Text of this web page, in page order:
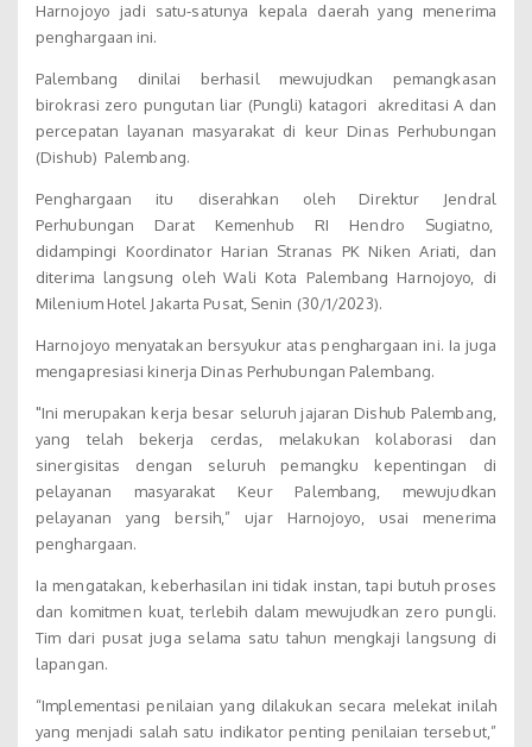
Harnojoyo jadi satu-satunya kepala daerah yang menerima
penghargaan ini.
Palembang dinilai berhasil mewujudkan pemangkasan
birokrasi zero pungutan liar (Pungli) katagori akreditasi A dan
percepatan layanan masyarakat di keur Dinas Perhubungan
(Dishub) Palembang.
Penghargaan itu diserahkan oleh Direktur Jendral
Perhubungan Darat Kemenhub RI Hendro Sugiatno,
didampingi Koordinator Harian Stranas PK Niken Ariati, dan
diterima langsung oleh Wali Kota Palembang Harnojoyo, di
Milenium Hotel Jakarta Pusat, Senin (30/1/2023).
Harnojoyo menyatakan bersyukur atas penghargaan ini. Ia juga
mengapresiasi kinerja Dinas Perhubungan Palembang.
"Ini merupakan kerja besar seluruh jajaran Dishub Palembang,
yang telah bekerja cerdas, melakukan kolaborasi dan
sinergisitas dengan seluruh pemangku kepentingan di
pelayanan masyarakat Keur Palembang, mewujudkan
pelayanan yang bersih,” ujar Harnojoyo, usai menerima
penghargaan.
Ia mengatakan, keberhasilan ini tidak instan, tapi butuh proses
dan komitmen kuat, terlebih dalam mewujudkan zero pungli.
Tim dari pusat juga selama satu tahun mengkaji langsung di
lapangan.
“Implementasi penilaian yang dilakukan secara melekat inilah
yang menjadi salah satu indikator penting penilaian tersebut,”